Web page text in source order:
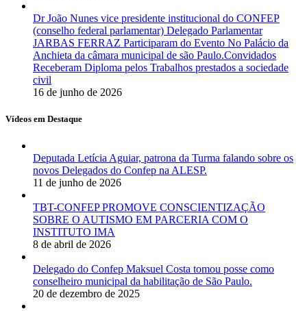
Dr João Nunes vice presidente institucional do CONFEP
(conselho federal parlamentar) Delegado Parlamentar
JARBAS FERRAZ Participaram do Evento No Palácio da
Anchieta da câmara municipal de são Paulo.Convidados
Receberam Diploma pelos Trabalhos prestados a sociedade
civil
16 de junho de 2026
Vídeos em Destaque
Deputada Letícia Aguiar, patrona da Turma falando sobre os
novos Delegados do Confep na ALESP.
11 de junho de 2026
TBT-CONFEP PROMOVE CONSCIENTIZAÇÃO
SOBRE O AUTISMO EM PARCERIA COM O
INSTITUTO IMA
8 de abril de 2026
Delegado do Confep Maksuel Costa tomou posse como
conselheiro municipal da habilitação de São Paulo.
20 de dezembro de 2025